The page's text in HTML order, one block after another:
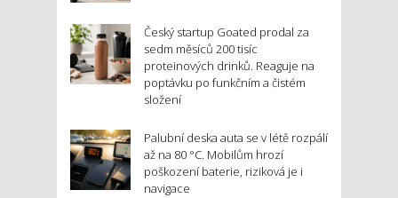
Český startup Goated prodal za
sedm měsíců 200 tisíc
proteinových drinků. Reaguje na
poptávku po funkčním a čistém
složení
Palubní deska auta se v létě rozpálí
až na 80 °C. Mobilům hrozí
poškození baterie, riziková je i
navigace